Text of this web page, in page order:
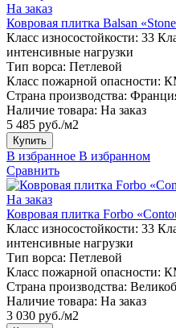
На заказ
Ковровая плитка Balsan
Класс износостойкости: 33
интенсивные нагрузки
Тип ворса: Петлевой
Класс пожарной опасности:
Страна производства:
Наличие товара: На заказ
5 485 руб./м2
Купить
В избранное В избранном
Сравнить
На заказ
Ковровая плитка Forbo
Класс износостойкости: 33
интенсивные нагрузки
Тип ворса: Петлевой
Класс пожарной опасности:
Страна производства:
Наличие товара: На заказ
3 030 руб./м2